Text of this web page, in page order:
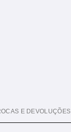
E DEVOLUÇÕES